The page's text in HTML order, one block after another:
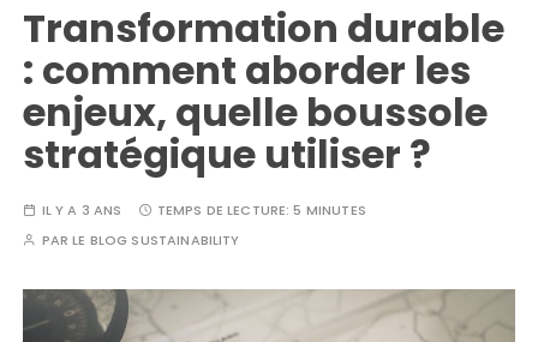
Transformation durable
: comment aborder les
enjeux, quelle boussole
stratégique utiliser ?
IL Y A 3 ANS TEMPS DE LECTURE:5 MINUTES
PARLE BLOG SUSTAINABILITY